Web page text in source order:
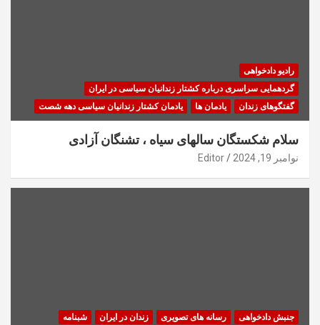
رادیو دادخواهی
گردهمایی سراسری درباره کشتار زندانیان سیاسی در ایران
گفتگوهای زندان
یادمان ها یادمان کشتار زندانیان سیاسی دهه شصت
سلام شکستگان سالهای سیاه ، تشنگان آزادی
نوامبر 19, 2024 Editor
جنبش دادخواهی رسانه های تصویری زندان در ایران
شبنامه